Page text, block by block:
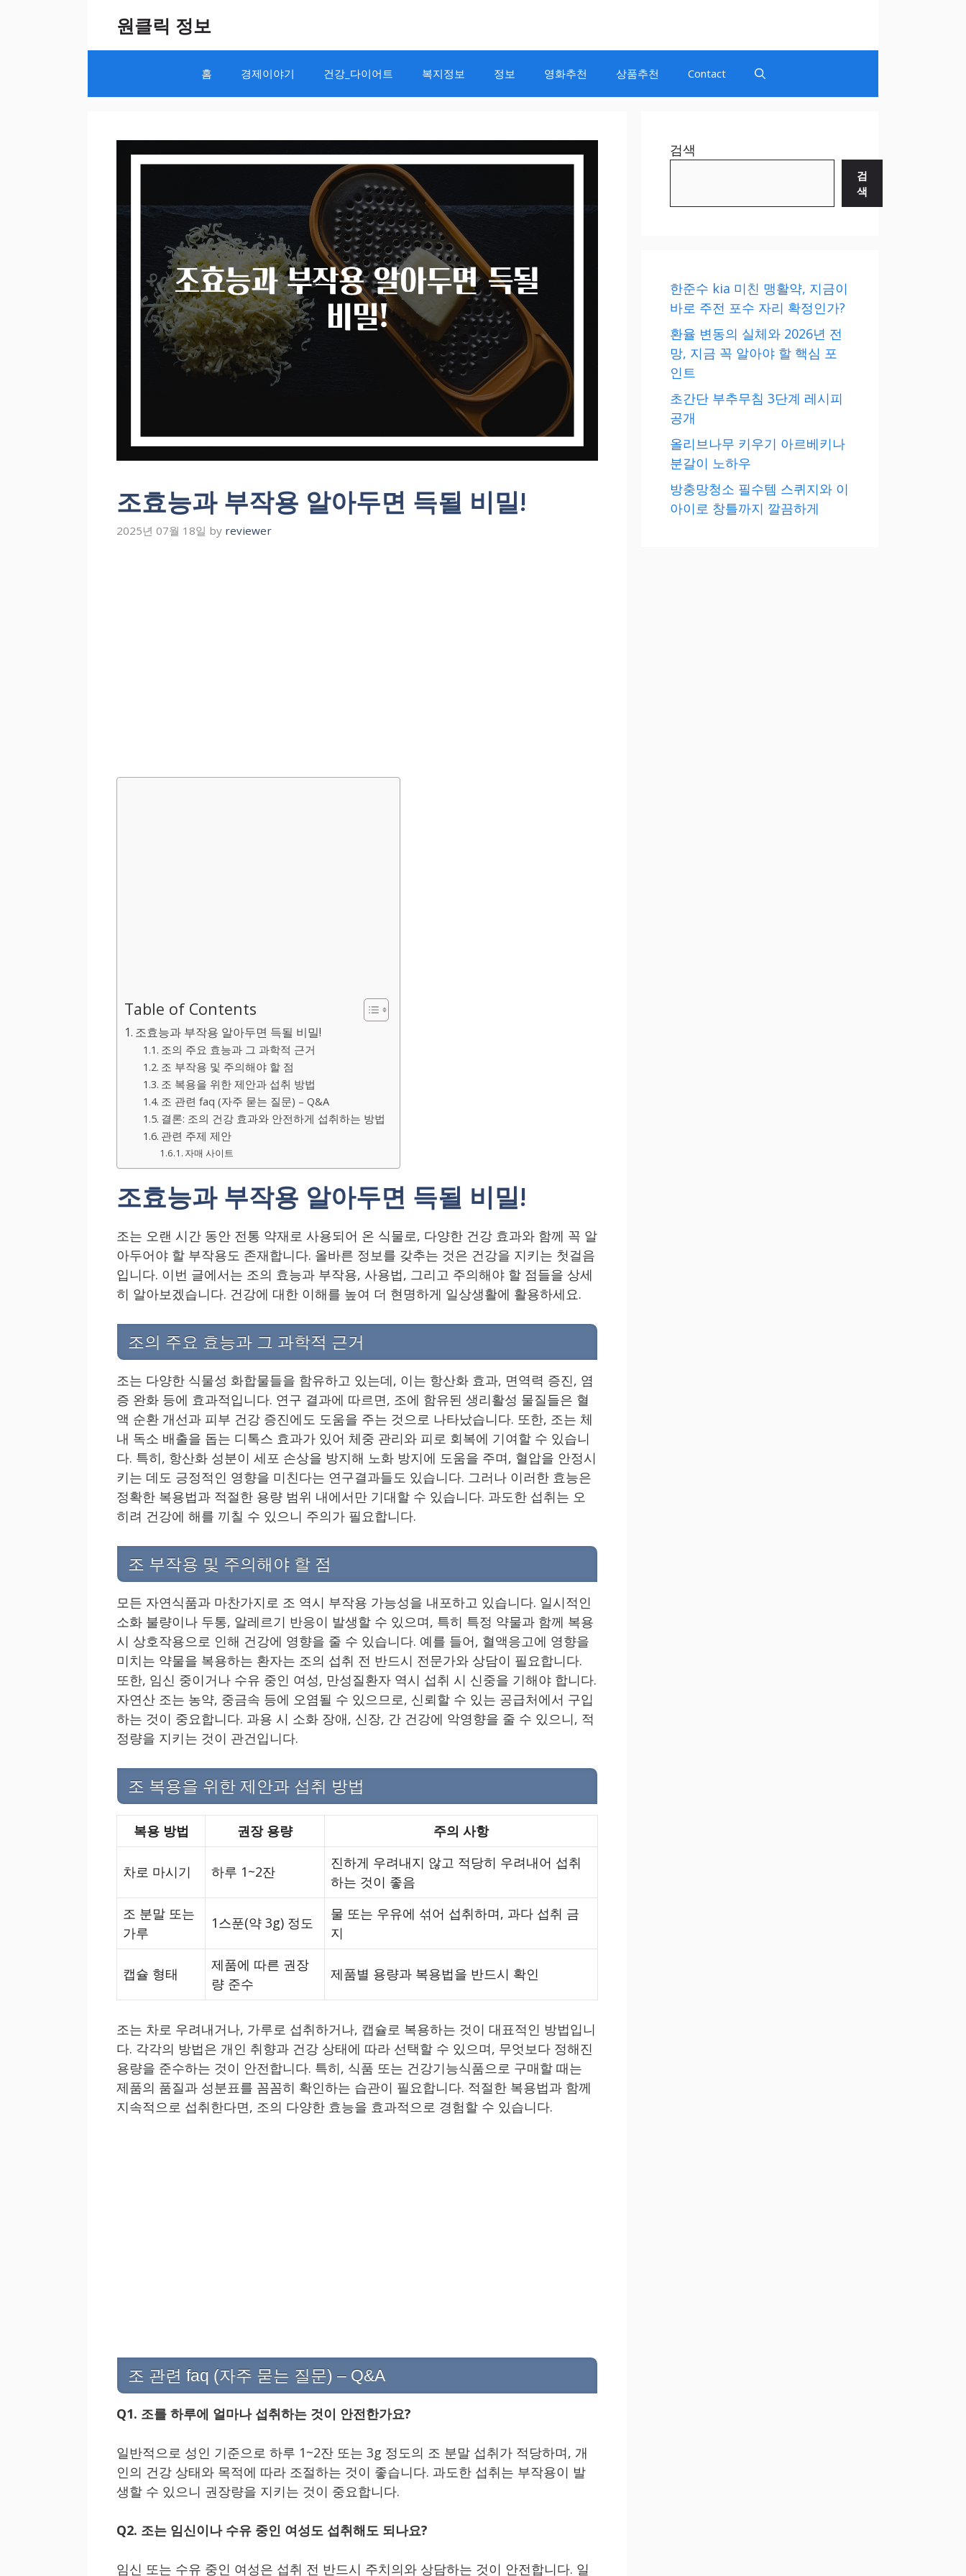
원클릭 정보
홈 경제이야기 건강_다이어트 복지정보 정보 영화추천 상품추천 Contact
조효능과 부작용 알아두면 득될 비밀!
2025년 07월 18일 by reviewer
Table of Contents
조효능과 부작용 알아두면 득될 비밀!
조의 주요 효능과 그 과학적 근거
조 부작용 및 주의해야 할 점
조 복용을 위한 제안과 섭취 방법
조 관련 faq (자주 묻는 질문) – Q&A
결론: 조의 건강 효과와 안전하게 섭취하는 방법
관련 주제 제안
자매 사이트
조효능과 부작용 알아두면 득될 비밀!
조는 오랜 시간 동안 전통 약재로 사용되어 온 식물로, 다양한 건강 효과와 함께 꼭 알
아두어야 할 부작용도 존재합니다. 올바른 정보를 갖추는 것은 건강을 지키는 첫걸음
입니다. 이번 글에서는 조의 효능과 부작용, 사용법, 그리고 주의해야 할 점들을 상세
히 알아보겠습니다. 건강에 대한 이해를 높여 더 현명하게 일상생활에 활용하세요.
조의 주요 효능과 그 과학적 근거
조는 다양한 식물성 화합물들을 함유하고 있는데, 이는 항산화 효과, 면역력 증진, 염
증 완화 등에 효과적입니다. 연구 결과에 따르면, 조에 함유된 생리활성 물질들은 혈
액 순환 개선과 피부 건강 증진에도 도움을 주는 것으로 나타났습니다. 또한, 조는 체
내 독소 배출을 돕는 디톡스 효과가 있어 체중 관리와 피로 회복에 기여할 수 있습니
다. 특히, 항산화 성분이 세포 손상을 방지해 노화 방지에 도움을 주며, 혈압을 안정시
키는 데도 긍정적인 영향을 미친다는 연구결과들도 있습니다. 그러나 이러한 효능은
정확한 복용법과 적절한 용량 범위 내에서만 기대할 수 있습니다. 과도한 섭취는 오
히려 건강에 해를 끼칠 수 있으니 주의가 필요합니다.
조 부작용 및 주의해야 할 점
모든 자연식품과 마찬가지로 조 역시 부작용 가능성을 내포하고 있습니다. 일시적인
소화 불량이나 두통, 알레르기 반응이 발생할 수 있으며, 특히 특정 약물과 함께 복용
시 상호작용으로 인해 건강에 영향을 줄 수 있습니다. 예를 들어, 혈액응고에 영향을
미치는 약물을 복용하는 환자는 조의 섭취 전 반드시 전문가와 상담이 필요합니다.
또한, 임신 중이거나 수유 중인 여성, 만성질환자 역시 섭취 시 신중을 기해야 합니다.
자연산 조는 농약, 중금속 등에 오염될 수 있으므로, 신뢰할 수 있는 공급처에서 구입
하는 것이 중요합니다. 과용 시 소화 장애, 신장, 간 건강에 악영향을 줄 수 있으니, 적
정량을 지키는 것이 관건입니다.
조 복용을 위한 제안과 섭취 방법
복용 방법 권장 용량 주의 사항
차로 마시기 하루 1~2잔
진하게 우려내지 않고 적당히 우려내어 섭취
하는 것이 좋음
조 분말 또는
가루
1스푼(약 3g) 정도
물 또는 우유에 섞어 섭취하며, 과다 섭취 금
지
캡슐 형태
제품에 따른 권장
량 준수
제품별 용량과 복용법을 반드시 확인
조는 차로 우려내거나, 가루로 섭취하거나, 캡슐로 복용하는 것이 대표적인 방법입니
다. 각각의 방법은 개인 취향과 건강 상태에 따라 선택할 수 있으며, 무엇보다 정해진
용량을 준수하는 것이 안전합니다. 특히, 식품 또는 건강기능식품으로 구매할 때는
제품의 품질과 성분표를 꼼꼼히 확인하는 습관이 필요합니다. 적절한 복용법과 함께
지속적으로 섭취한다면, 조의 다양한 효능을 효과적으로 경험할 수 있습니다.
조 관련 faq (자주 묻는 질문) – Q&A
Q1. 조를 하루에 얼마나 섭취하는 것이 안전한가요?
일반적으로 성인 기준으로 하루 1~2잔 또는 3g 정도의 조 분말 섭취가 적당하며, 개
인의 건강 상태와 목적에 따라 조절하는 것이 좋습니다. 과도한 섭취는 부작용이 발
생할 수 있으니 권장량을 지키는 것이 중요합니다.
Q2. 조는 임신이나 수유 중인 여성도 섭취해도 되나요?
임신 또는 수유 중인 여성은 섭취 전 반드시 주치의와 상담하는 것이 안전합니다. 일
검색
검
색
한준수 kia 미친 맹활약, 지금이
바로 주전 포수 자리 확정인가?
환율 변동의 실체와 2026년 전
망, 지금 꼭 알아야 할 핵심 포
인트
초간단 부추무침 3단계 레시피
공개
올리브나무 키우기 아르베키나
분갈이 노하우
방충망청소 필수템 스퀴지와 이
아이로 창틀까지 깔끔하게